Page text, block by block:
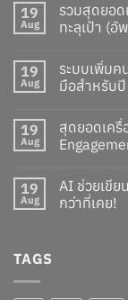
19
Aug
รวมสุดยอด
ทะลุเป้า (อั
19
Aug
ระบบเพิ่มค
มือสำหรับ
19
Aug
สุดยอดเครื่
19
Aug
AI ช่วยเขี
กว่าที่เคย!
TAGS